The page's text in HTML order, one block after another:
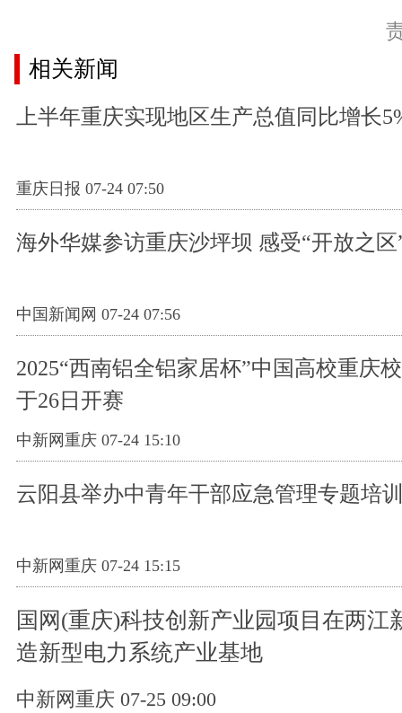
相关新闻
上半年重庆实现地区生产总值同比增长
重庆日报 07-24 07:50
海外华媒参访重庆沙坪坝 感受“开放之区
中国新闻网 07-24 07:56
2025“西南铝全铝家居杯”中国高校重庆
于26日开赛
中新网重庆 07-24 15:10
云阳县举办中青年干部应急管理专题培
中新网重庆 07-24 15:15
国网(重庆)科技创新产业园项目在两江
造新型电力系统产业基地
中新网重庆 07-25 09:00